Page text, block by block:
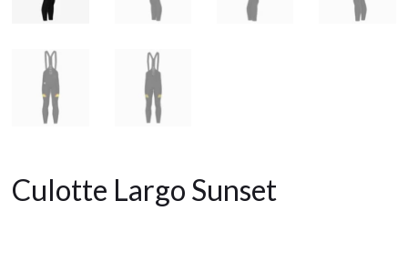
Culotte Largo Sunset